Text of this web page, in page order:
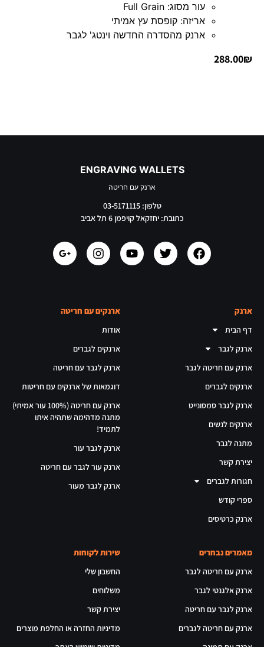
עור מסוג: Full Grain
אריזה: קופסת עץ אמיתי
ארנק מהסדרה החדשה וינטג' לגבר
288.00₪
ENGRAVING WALLETS
ארנק עם חריטה
טלפון: 03-5171115
כתובת: יחזקאל קויפמן 6 תל אביב
ארנק
דף הבית
ארנק לגבר
ארנק עם חריטה לגבר
ארנקים לגברים
ארנק לגבר סמסונייט
ארנקים לנשים
מתנה לגבר
יצירת קשר
חגורות לגברים
ספרי קודש
ארנק כרטיסים
ארנקים עם חריטה
אודות
ארנקים לגברים
ארנק לגבר עם חריטה
דוגמאות של ארנקים עם חריטות
ארנק עם חריטה (100% עור אמיתי)
מתנה מדהימה שתהיה איתו
לתמיד!
ארנק לגבר עור
ארנק עור לגבר עם חריטה
ארנק לגבר מעור
מאמרים נבחרים
ארנק עם חריטה לגבר
ארנק אלגנטי לגבר
ארנק לגבר עם חריטה
ארנק עם חריטה לגברים
שירות לקוחות
החשבון שלי
משלוחים
יצירת קשר
מדיניות החזרה או החלפת מוצרים